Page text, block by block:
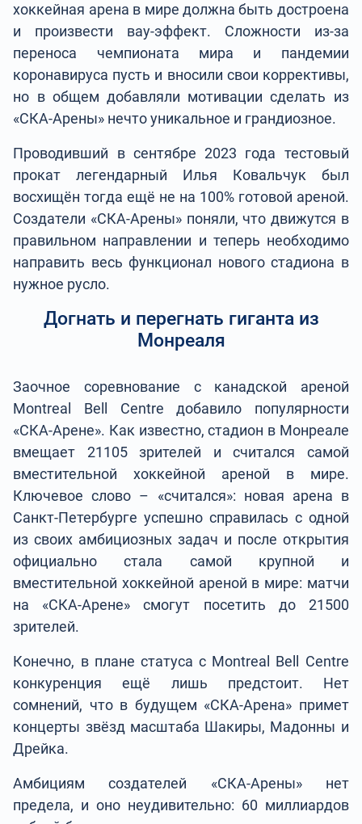
хоккейная арена в мире должна быть достроена
и произвести вау-эффект. Сложности из-за
переноса чемпионата мира и пандемии
коронавируса пусть и вносили свои коррективы,
но в общем добавляли мотивации сделать из
«СКА-Арены» нечто уникальное и грандиозное.
Проводивший в сентябре 2023 года тестовый
прокат легендарный Илья Ковальчук был
восхищён тогда ещё не на 100% готовой ареной.
Создатели «СКА-Арены» поняли, что движутся в
правильном направлении и теперь необходимо
направить весь функционал нового стадиона в
нужное русло.
Догнать и перегнать гиганта из
Монреаля
Заочное соревнование с канадской ареной
Montreal Bell Centre добавило популярности
«СКА-Арене». Как известно, стадион в Монреале
вмещает 21105 зрителей и считался самой
вместительной хоккейной ареной в мире.
Ключевое слово – «считался»: новая арена в
Санкт-Петербурге успешно справилась с одной
из своих амбициозных задач и после открытия
официально стала самой крупной и
вместительной хоккейной ареной в мире: матчи
на «СКА-Арене» смогут посетить до 21500
зрителей.
Конечно, в плане статуса с Montreal Bell Centre
конкуренция ещё лишь предстоит. Нет
сомнений, что в будущем «СКА-Арена» примет
концерты звёзд масштаба Шакиры, Мадонны и
Дрейка.
Амбициям создателей «СКА-Арены» нет
предела, и оно неудивительно: 60 миллиардов